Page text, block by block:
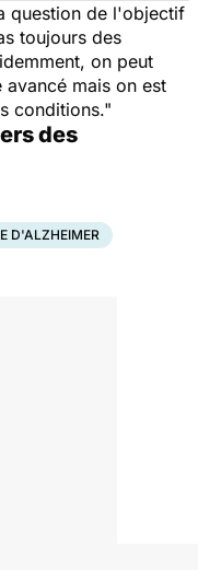
question de l'objectif
toujours des
on peut
mais on est
conditions."
des
D'ALZHEIMER